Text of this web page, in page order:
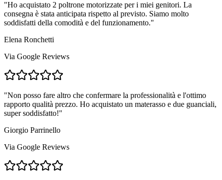
"Ho acquistato 2 poltrone motorizzate per i miei genitori. La
consegna è stata anticipata rispetto al previsto. Siamo molto
soddisfatti della comodità e del funzionamento."
Elena Ronchetti
Via Google Reviews
"Non posso fare altro che confermare la professionalità e l'ottimo
rapporto qualità prezzo. Ho acquistato un materasso e due guanciali,
super soddisfatto!"
Giorgio Parrinello
Via Google Reviews